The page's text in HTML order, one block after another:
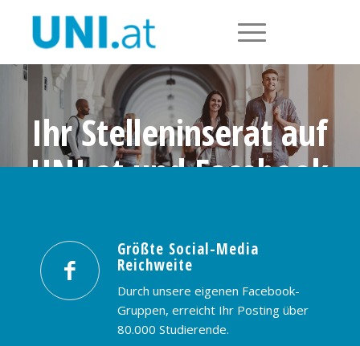
Ihr Stelleninserat auf
UNI.at und Facebook
PREISE & BUCHUNG KONTAKT
Größte Social-Media
Reichweite
Durch unsere eigenen Facebook-
Gruppen, erreicht Ihr Posting über
80.000 Studierende.